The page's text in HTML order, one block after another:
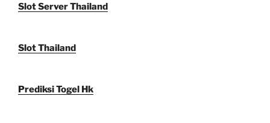
Slot Server Thailand
Slot Thailand
Prediksi Togel Hk